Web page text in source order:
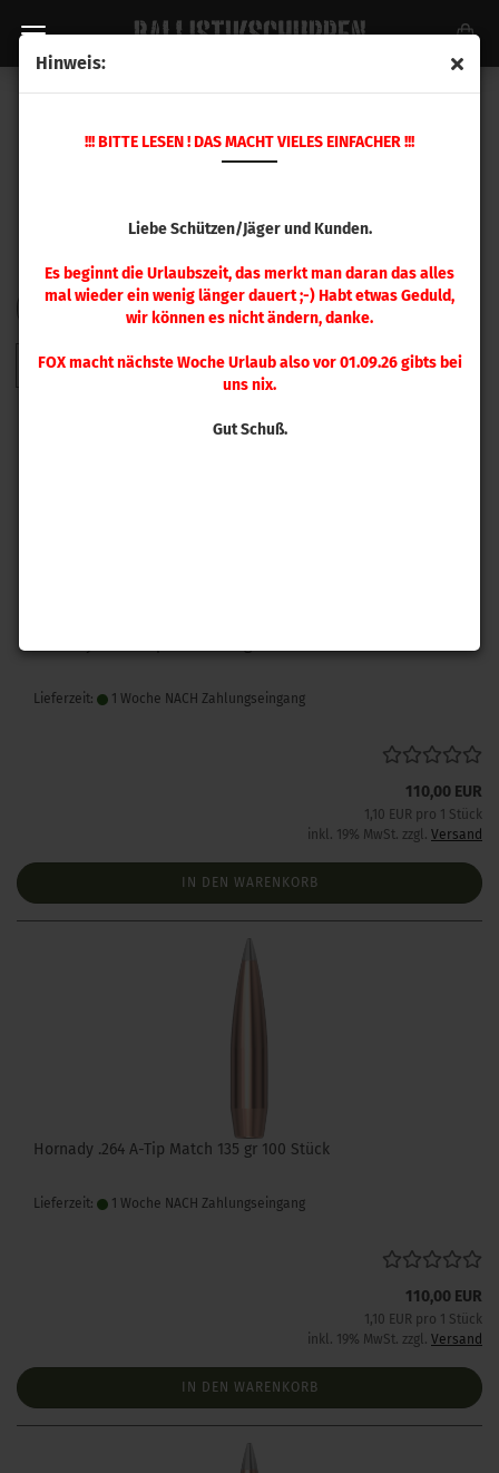
Hinweis:
!!! BITTE LESEN ! DAS MACHT VIELES EINFACHER !!!
Liebe Schützen/Jäger und Kunden.
Es beginnt die Urlaubszeit, das merkt man daran das alles
mal wieder ein wenig länger dauert ;-) Habt etwas Geduld,
wir können es nicht ändern, danke.
FOX macht nächste Woche Urlaub also vor 01.09.26 gibts bei
uns nix.
Gut Schuß.
FILTERSortieren nach
Sortieren nach 48 pro Seite
pro Seite
2 3 4 5 6 7 8 9 »
Lieferzeit: 1 Woche NACH Zahlungseingang
110,00 EUR
1,10 EUR pro 1 Stück
inkl. 19% MwSt. zzgl. Versand
IN DEN WARENKORB
Hornady .264 A-Tip Match 135 gr 100 Stück
Lieferzeit: 1 Woche NACH Zahlungseingang
110,00 EUR
1,10 EUR pro 1 Stück
inkl. 19% MwSt. zzgl. Versand
IN DEN WARENKORB